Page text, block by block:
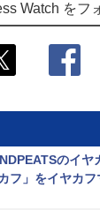
Watch をフ
のイヤ
フ」をイヤカ